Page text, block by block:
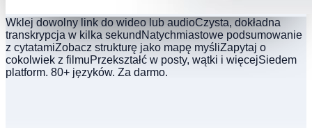
Wklej dowolny link do wideo lub audioCzysta, dokładna
transkrypcja w kilka sekund Natychmiastowe podsumowanie
z cytatamiZobacz strukturę jako mapę myśliZapytaj o
cokolwiek z filmuPrzekształć w posty, wątki i więcejSiedem
platform. 80+ języków. Za darmo.